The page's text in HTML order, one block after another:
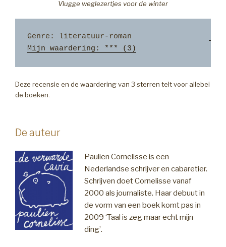
Vlugge weglezertjes voor de winter
Mijn waardering: *** (3)
Deze recensie en de waardering van 3 sterren telt voor allebei
de boeken.
De auteur
Paulien Cornelisse is een
Nederlandse schrijver en cabaretier.
Schrijven doet Cornelisse vanaf
2000 als journaliste. Haar debuut in
de vorm van een boek komt pas in
2009 ‘Taal is zeg maar echt mijn
ding’.